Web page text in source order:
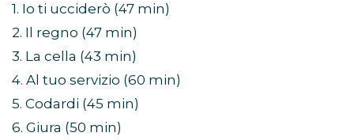
1. Io ti ucciderò (47 min)
2. Il regno (47 min)
3. La cella (43 min)
4. Al tuo servizio (60 min)
5. Codardi (45 min)
6. Giura (50 min)